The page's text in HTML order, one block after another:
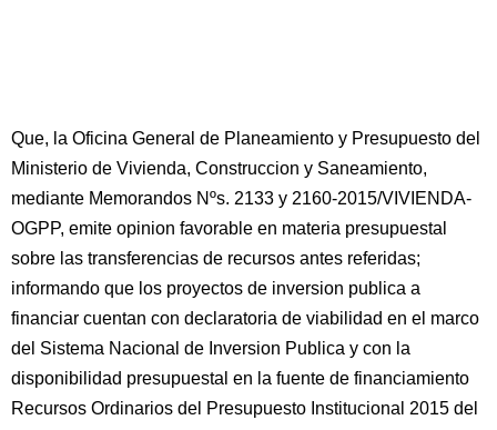
Que, la Oficina General de Planeamiento y Presupuesto del
Ministerio de Vivienda, Construccion y Saneamiento,
mediante Memorandos Nºs. 2133 y 2160-2015/VIVIENDA-
OGPP, emite opinion favorable en materia presupuestal
sobre las transferencias de recursos antes referidas;
informando que los proyectos de inversion publica a
financiar cuentan con declaratoria de viabilidad en el marco
del Sistema Nacional de Inversion Publica y con la
disponibilidad presupuestal en la fuente de financiamiento
Recursos Ordinarios del Presupuesto Institucional 2015 del